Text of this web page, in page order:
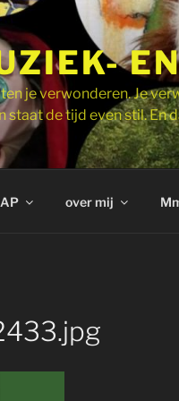
je verwonderen. Je
de tijd even stil. En
over mij